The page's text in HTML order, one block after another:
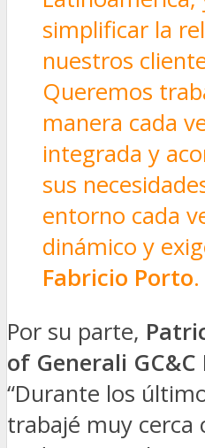
simplificar la
nuestros
Queremos
manera cada
integrada y
sus
entorno cada
dinámico y
Fabricio Porto.
Por su parte,
of Generali
“Durante los
trabajé muy cerca